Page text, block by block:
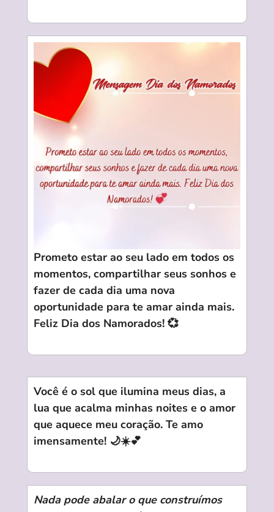
Prometo estar ao seu lado em todos os
momentos, compartilhar seus sonhos e
fazer de cada dia uma nova
oportunidade para te amar ainda mais.
Feliz Dia dos Namorados! 💞
Você é o sol que ilumina meus dias, a
lua que acalma minhas noites e o amor
que aquece meu coração. Te amo
imensamente! 🌙☀️💕
Nada pode abalar o que construímos